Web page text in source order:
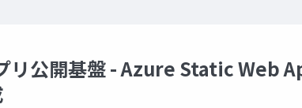
リ公開基盤 - Azure Static